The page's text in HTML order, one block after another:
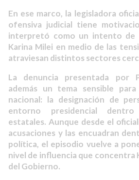
En ese marco, la legisladora
ofensiva judicial tiene
interpretó como un intento de
Karina Milei en medio de las
atraviesan distintos sectores
La denuncia presentada por
además un tema sensible
nacional: la designación de
entorno presidencial
estatales. Aunque desde el
acusaciones y las encuadran
política, el episodio vuelve a
nivel de influencia que concentra
del Gobierno.